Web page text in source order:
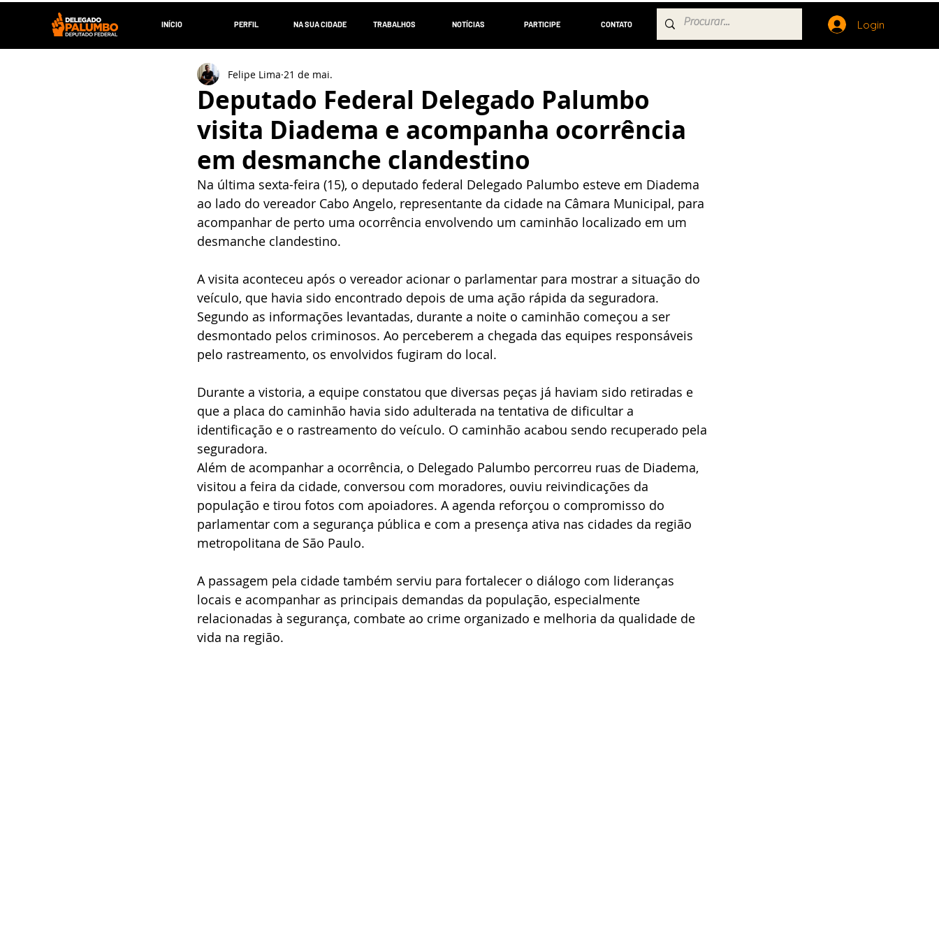
INÍCIO PERFIL NA SUA CIDADE TRABALHOS NOTÍCIAS PARTICIPE CONTATO Login
Deputado Federal Delegado Palumbo
visita Diadema e acompanha ocorrência
em desmanche clandestino
Felipe Lima 21 de mai.
Na última sexta-feira (15), o deputado federal Delegado Palumbo esteve em Diadema
ao lado do vereador Cabo Angelo, representante da cidade na Câmara Municipal, para
acompanhar de perto uma ocorrência envolvendo um caminhão localizado em um
desmanche clandestino.
A visita aconteceu após o vereador acionar o parlamentar para mostrar a situação do
veículo, que havia sido encontrado depois de uma ação rápida da seguradora.
Segundo as informações levantadas, durante a noite o caminhão começou a ser
desmontado pelos criminosos. Ao perceberem a chegada das equipes responsáveis
pelo rastreamento, os envolvidos fugiram do local.
Durante a vistoria, a equipe constatou que diversas peças já haviam sido retiradas e
que a placa do caminhão havia sido adulterada na tentativa de dificultar a
identificação e o rastreamento do veículo. O caminhão acabou sendo recuperado pela
seguradora.
Além de acompanhar a ocorrência, o Delegado Palumbo percorreu ruas de Diadema,
visitou a feira da cidade, conversou com moradores, ouviu reivindicações da
população e tirou fotos com apoiadores. A agenda reforçou o compromisso do
parlamentar com a segurança pública e com a presença ativa nas cidades da região
metropolitana de São Paulo.
A passagem pela cidade também serviu para fortalecer o diálogo com lideranças
locais e acompanhar as principais demandas da população, especialmente
relacionadas à segurança, combate ao crime organizado e melhoria da qualidade de
vida na região.